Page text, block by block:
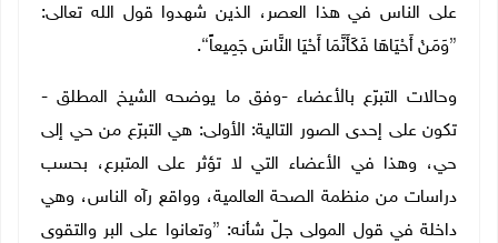
على الناس في هذا العصر، الذين شهدوا قول الله تعالى:
{وَمَنْ أَحْيَاهَا فَكَأَنَّمَا أَحْيَا النَّاسَ جَمِيعاً}
.
وحالات التبرّع بالأعضاء -وفق ما يوضحه الشيخ المطلق -
تكون على إحدى الصور التالية: الأولى: هي التبرّع من حي إلى
حي، وهذا في الأعضاء التي لا تؤثر على المتبرع، بحسب
دراسات من منظمة الصحة العالمية، وواقع رآه الناس، وهي
داخلة في قول المولى جلّ شأنه: {وتعانوا على البر والتقوى